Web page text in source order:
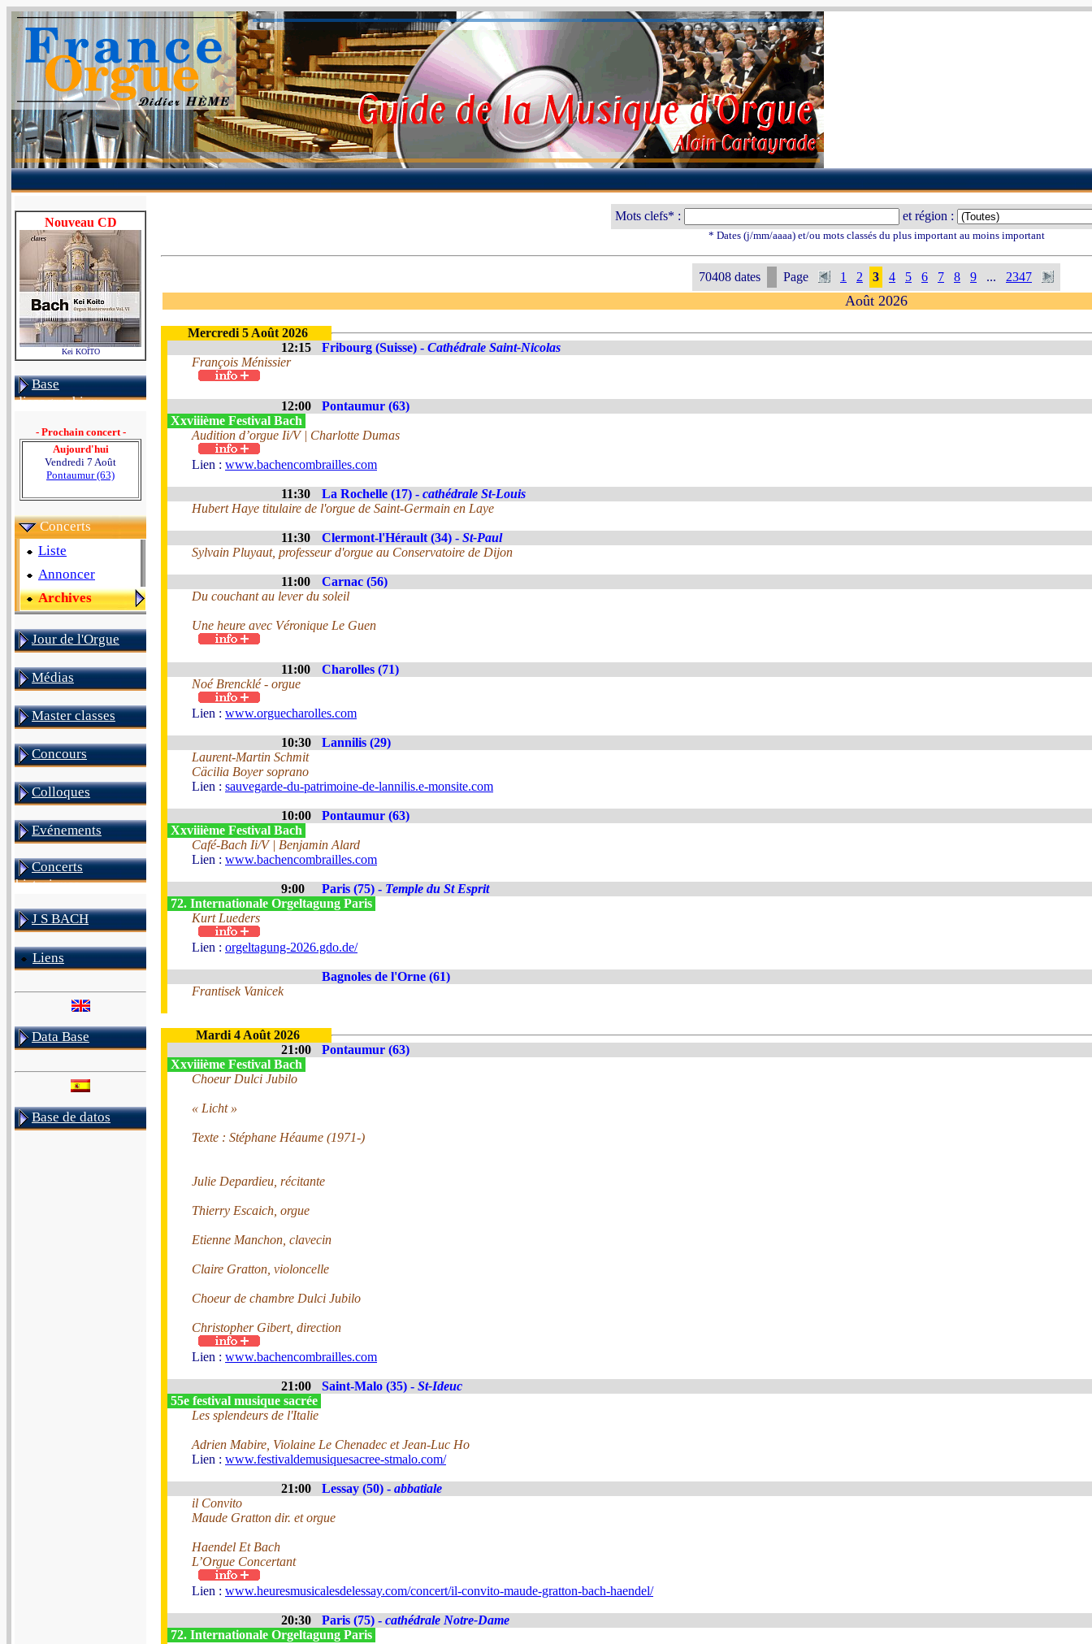
Nouveau CD
Kei KOÏTO
Base
discographique
- Prochain concert -
Aujourd'hui
Vendredi 7 Août
Pontaumur (63)
Concerts
Liste
Annoncer
Archives
Jour de l'Orgue
Médias
Master classes
Concours
Colloques
Evénements
Concerts
historiques
J S BACH
Liens
Data Base
Base de datos
Mots clefs* : et région :
* Dates (j/mm/aaaa) et/ou mots classés du plus important au moins important
70408 dates Page 1 2 3 4 5 6 7 8 9 ... 2347
Août 2026
Mercredi 5 Août 2026
12:15
Fribourg (Suisse) - Cathédrale Saint-Nicolas
François Ménissier
12:00
Pontaumur (63)
Xxviiième Festival Bach
Audition d’orgue Ii/V | Charlotte Dumas
Lien : www.bachencombrailles.com
11:30 La Rochelle (17) - cathédrale St-Louis
Hubert Haye titulaire de l'orgue de Saint-Germain en Laye
11:30 Clermont-l'Hérault (34) - St-Paul
Sylvain Pluyaut, professeur d'orgue au Conservatoire de Dijon
11:00
Carnac (56)
Du couchant au lever du soleil
Une heure avec Véronique Le Guen
11:00
Charolles (71)
Noé Brencklé - orgue
Lien : www.orguecharolles.com
10:30
Lannilis (29)
Laurent-Martin Schmit
Cäcilia Boyer soprano
Lien : sauvegarde-du-patrimoine-de-lannilis.e-monsite.com
10:00
Pontaumur (63)
Xxviiième Festival Bach
Café-Bach Ii/V | Benjamin Alard
Lien : www.bachencombrailles.com
9:00 Paris (75) - Temple du St Esprit
72. Internationale Orgeltagung Paris
Kurt Lueders
Lien : orgeltagung-2026.gdo.de/
Bagnoles de l'Orne (61)
Frantisek Vanicek
Mardi 4 Août 2026
21:00
Pontaumur (63)
Xxviiième Festival Bach
Choeur Dulci Jubilo
« Licht »
Texte : Stéphane Héaume (1971-)
Julie Depardieu, récitante
Thierry Escaich, orgue
Etienne Manchon, clavecin
Claire Gratton, violoncelle
Choeur de chambre Dulci Jubilo
Christopher Gibert, direction
Lien : www.bachencombrailles.com
21:00 Saint-Malo (35) - St-Ideuc
55e festival musique sacrée
Les splendeurs de l'Italie
Adrien Mabire, Violaine Le Chenadec et Jean-Luc Ho
Lien : www.festivaldemusiquesacree-stmalo.com/
21:00 Lessay (50) - abbatiale
il Convito
Maude Gratton dir. et orgue
Haendel Et Bach
L’Orgue Concertant
Lien : www.heuresmusicalesdelessay.com/concert/il-convito-maude-gratton-bach-haendel/
20:30 Paris (75) - cathédrale Notre-Dame
72. Internationale Orgeltagung Paris